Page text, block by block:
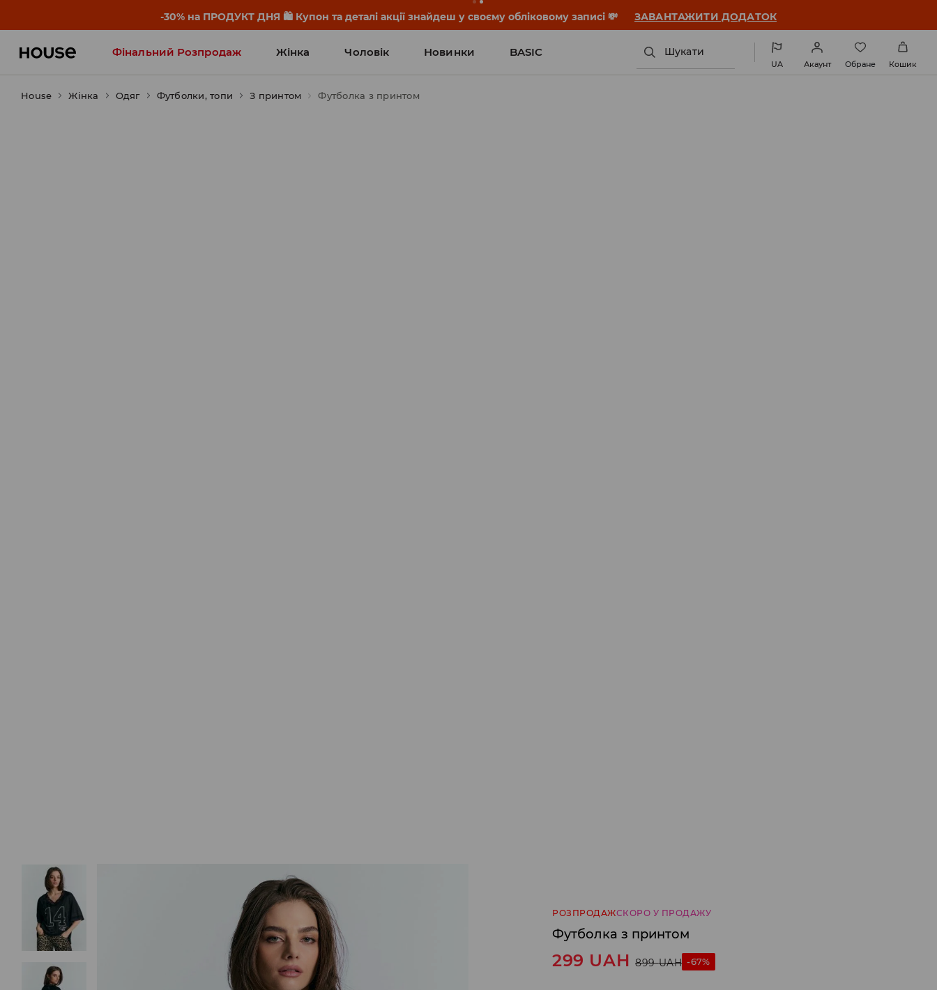
-30% на ПРОДУКТ ДНЯ 🛍️ Купон та деталі акції знайдеш у своєму обліковому записі 💸 ЗАВАНТАЖИТИ ДОДАТОК
Фінальний Розпродаж Жінка Чоловік Новинки BASIC
Influencers' Faves
Шукати
UA Акаунт Обране Кошик
House Жінка Одяг Футболки, топи З принтом Футболка з принтом
РОЗПРОДАЖСКОРО У ПРОДАЖУ
Футболка з принтом
299 UAH 899 UAH -67%